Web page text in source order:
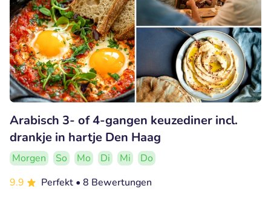
Arabisch 3- of 4-gangen keuzediner incl.
drankje in hartje Den Haag
Morgen So Mo Di Mi
Do
9.9
Perfekt • 8 Bewertungen